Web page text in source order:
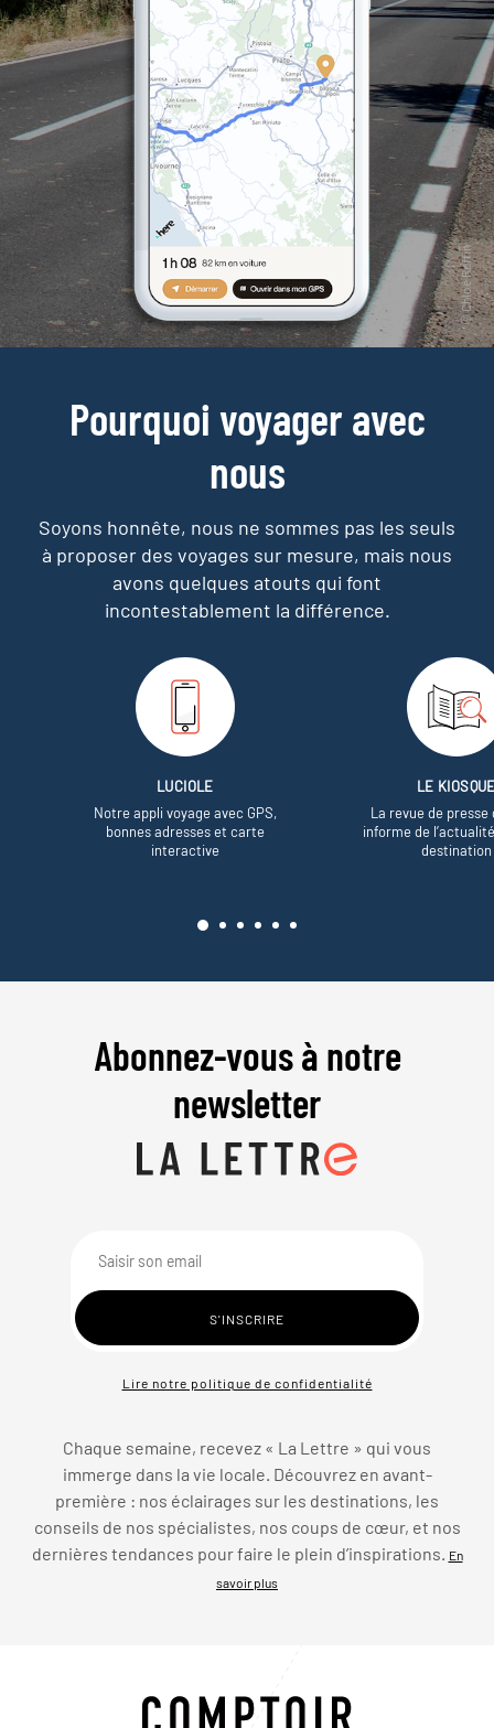
Pourquoi voyager avec
nous
Soyons honnête, nous ne sommes pas les seuls
à proposer des voyages sur mesure, mais nous
avons quelques atouts qui font
incontestablement la différence.
LUCIOLE
Notre appli voyage avec GPS,
bonnes adresses et carte
interactive
LE
La revue de presse
informe de
destination
Abonnez-vous à notre
newsletter
Lire notre politique de confidentialité
Chaque semaine, recevez « La Lettre » qui vous
immerge dans la vie locale. Découvrez en avant-
première : nos éclairages sur les destinations, les
conseils de nos spécialistes, nos coups de cœur, et nos
dernières tendances pour faire le plein d’inspirations.
En
savoir plus